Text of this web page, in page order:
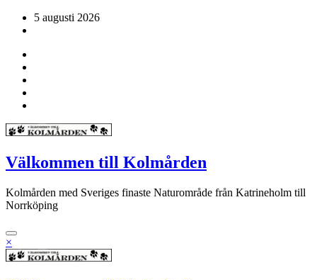
Hoppa5 augusti 2026
Välkommen till Kolmården
Kolmården med Sveriges finaste Naturområde från Katrineholm till
Norrköping
×